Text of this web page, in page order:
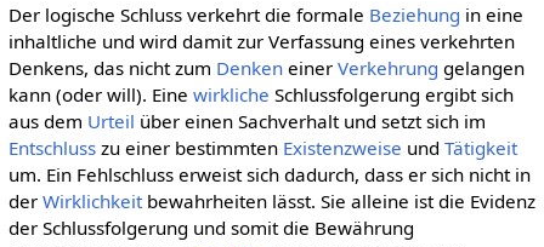
Der logische Schluss verkehrt die formale Beziehung in eine
inhaltliche und wird damit zur Verfassung eines verkehrten
Denkens, das nicht zum Denkeneiner Verkehrung gelangen
kann (oder will). Eine wirkliche Schlussfolgerung ergibt sich
aus dem Urteil über einen Sachverhalt und setzt sich im
Entschlusszu einer bestimmten Existenzweise und Tätigkeit
um. Ein Fehlschluss erweist sich dadurch, dass er sich nicht in
der Wirklichkeitbewahrheiten lässt. Sie alleine ist die Evidenz
der Schlussfolgerung und somit die Bewährung